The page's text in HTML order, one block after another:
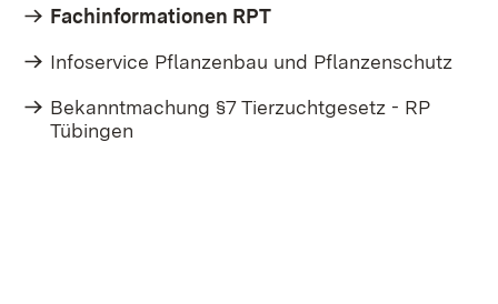
Fachinformationen RPT
Infoservice Pflanzenbau und Pflanzenschutz
Bekanntmachung §7 Tierzuchtgesetz - RP
Tübingen